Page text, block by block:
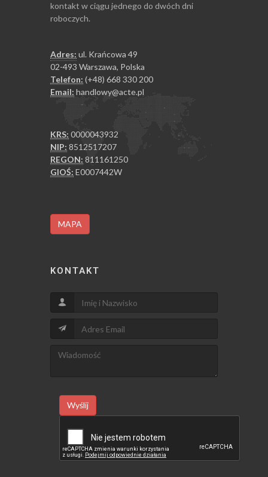
kontakt w ciągu jednego do dwóch dni
roboczych.
Adres: ul. Krańcowa 49
02-493 Warszawa, Polska
Telefon: (+48) 668 330 200
Email: handlowy@acte.pl
KRS: 0000043932
NIP: 8512517207
REGON: 811161250
GIOŚ: E0007442W
MAPA
KONTAKT
Wyślij